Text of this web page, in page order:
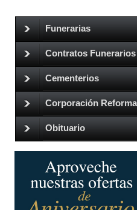
Funerarias
Contratos Funerarios
Cementerios
Corporación Reforma
Obituario